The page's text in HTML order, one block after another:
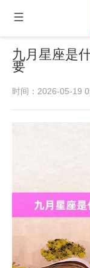
九月星座是
要
时间：2026-05-19